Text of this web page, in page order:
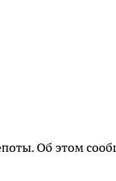
Об этом